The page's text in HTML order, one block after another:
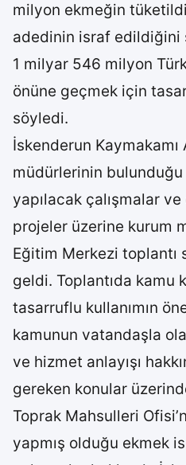
milyon ekmeğin
adedinin israf edildiğini
1 milyar 546 milyon
önüne geçmek için
söyledi.
İskenderun
müdürlerinin bulunduğu
yapılacak çalışmalar
projeler üzerine kurum
Eğitim Merkezi toplantı
geldi. Toplantıda kamu
tasarruflu kullanımın
kamunun vatandaşla
ve hizmet anlayışı
gereken konular
Toprak Mahsulleri
yapmış olduğu ekmek